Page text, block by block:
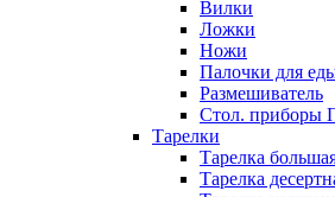
Вилки
Ложки
Ножи
Палочки для
Размешиватель
Стол. приборы
Тарелки
Тарелка
Тарелка